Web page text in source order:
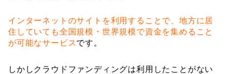
インターネットのサイトを利用することで、地方に居
住していても全国規模・世界規模で資金を集めること
が可能なサービスです。
しかしクラウドファンディングは利用したことがない